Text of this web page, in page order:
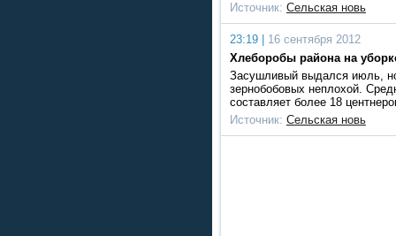
Источник: Сельская новь
23:19 |
16 сентября 2012
Хлеборобы района на
Засушливый выдался июль,
зернобобовых неплохой.
составляет более 18
Источник: Сельская новь